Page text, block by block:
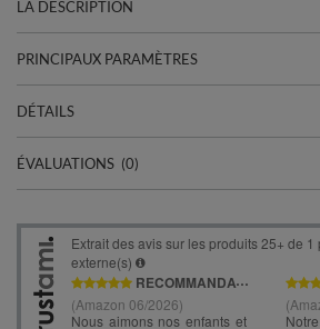
LA DESCRIPTION
PRINCIPAUX PARAMÈTRES
DÉTAILS
ÉVALUATIONS (0)